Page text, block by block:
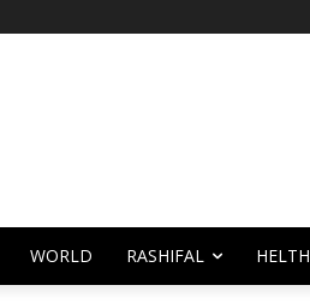
WORLD RASHIFAL HELTH